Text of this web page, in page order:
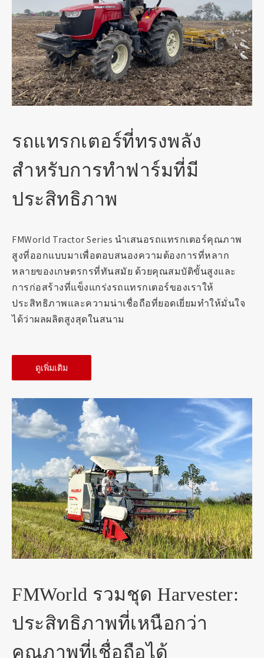
รถแทรกเตอร์ที่ทรงพลัง
สำหรับการทำฟาร์มที่มี
ประสิทธิภาพ
FMWorld Tractor Series นำเสนอรถแทรกเตอร์คุณภาพ
สูงที่ออกแบบมาเพื่อตอบสนองความต้องการที่หลาก
หลายของเกษตรกรที่ทันสมัย ด้วยคุณสมบัติขั้นสูงและ
การก่อสร้างที่แข็งแกร่งรถแทรกเตอร์ของเราให้
ประสิทธิภาพและความน่าเชื่อถือที่ยอดเยี่ยมทำให้มั่นใจ
ได้ว่าผลผลิตสูงสุดในสนาม
ดูเพิ่มเติม
FMWorld รวมชุด Harvester:
ประสิทธิภาพที่เหนือกว่า
คุณภาพที่เชื่อถือได้